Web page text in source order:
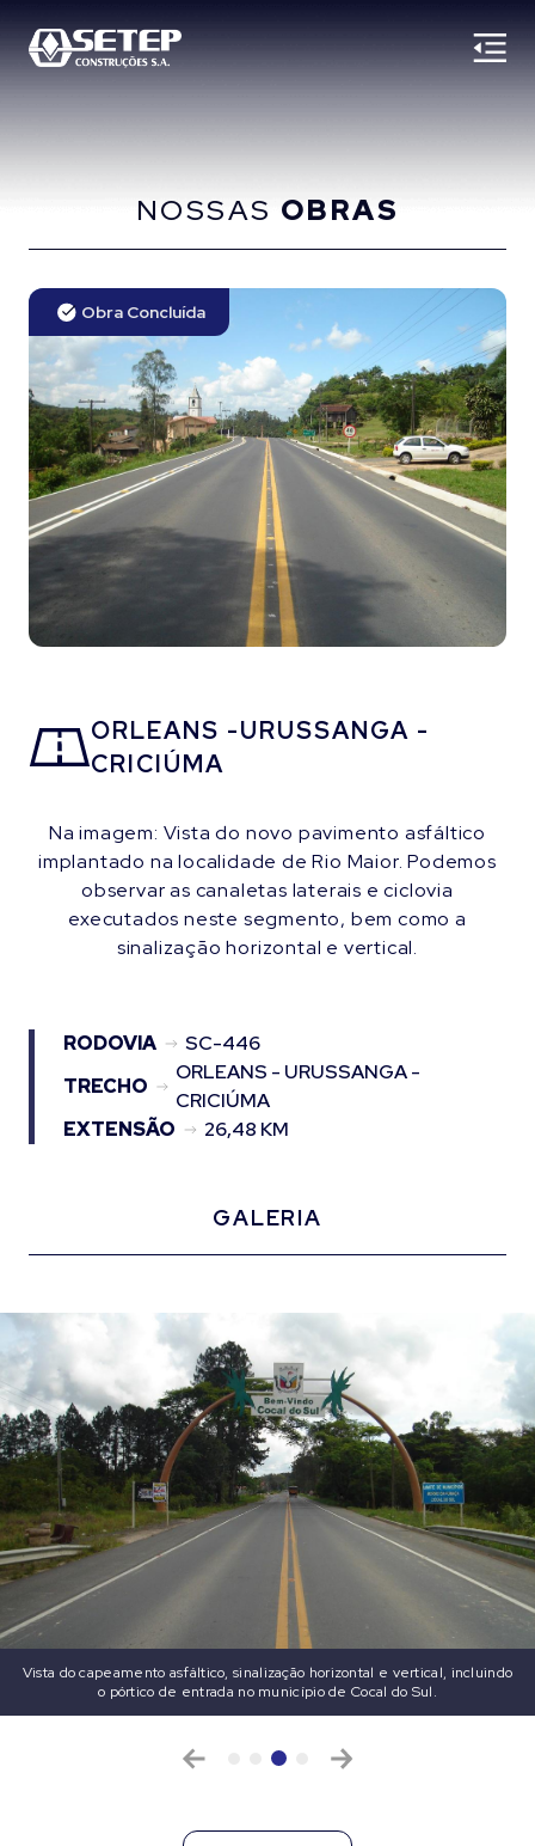
NOSSAS OBRAS
Obra Concluída
ORLEANS -URUSSANGA -
CRICIÚMA
Na imagem: Vista do novo pavimento asfáltico
implantado na localidade de Rio Maior. Podemos
observar as canaletas laterais e ciclovia
executados neste segmento, bem como a
sinalização horizontal e vertical.
RODOVIA
SC-446
TRECHO
ORLEANS - URUSSANGA -
CRICIÚMA
EXTENSÃO
26,48 KM
GALERIA
Vista do capeamento asfáltico, sinalização horizontal e vertical, incluindo
o pórtico de entrada no município de Cocal do Sul.